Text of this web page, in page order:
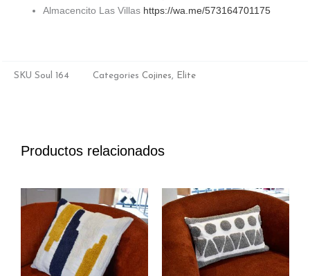
Almacencito Las Villas https://wa.me/573164701175
SKU Soul 164 Categories Cojines Elite
Productos relacionados